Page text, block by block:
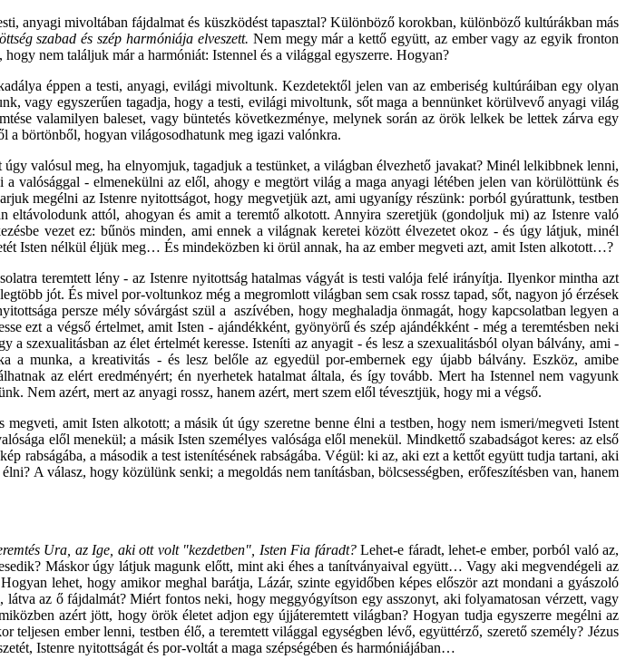
anyagi mivoltában fájdalmat és küszködést tapasztal? Különböző korokban, különböző kultúrákban más
szabad és szép harmóniája elveszett. Nem megy már a kettő együtt, az ember vagy az egyik fronton
nem találjuk már a harmóniát: Istennel és a világgal egyszerre. Hogyan?
éppen a testi, anyagi, evilági mivoltunk. Kezdetektől jelen van az emberiség kultúráiban egy olyan
vagy egyszerűen tagadja, hogy a testi, evilági mivoltunk, sőt maga a bennünket körülvevő anyagi világ
valamilyen baleset, vagy büntetés következménye, melynek során az örök lelkek be lettek zárva egy
a börtönből, hogyan világosodhatunk meg igazi valónkra.
valósul meg, ha elnyomjuk, tagadjuk a testünket, a világban élvezhető javakat? Minél lelkibbnek lenni,
valósággal - elmenekülni az elől, ahogy e megtört világ a maga anyagi létében jelen van körülöttünk és
megélni az Istenre nyitottságot, hogy megvetjük azt, ami ugyanígy részünk: porból gyúrattunk, testben
eltávolodunk attól, ahogyan és amit a teremtő alkotott. Annyira szeretjük (gondoljuk mi) az Istenre való
vezet ez: bűnös minden, ami ennek a világnak keretei között élvezetet okoz - és úgy látjuk, minél
Isten nélkül éljük meg… És mindeközben ki örül annak, ha az ember megveti azt, amit Isten alkotott…?
teremtett lény - az Istenre nyitottság hatalmas vágyát is testi valója felé irányítja. Ilyenkor mintha azt
jót. És mivel por-voltunkoz még a megromlott világban sem csak rossz tapad, sőt, nagyon jó érzések
persze mély sóvárgást szül a aszívében, hogy meghaladja önmagát, hogy kapcsolatban legyen a
ezt a végső értelmet, amit Isten - ajándékként, gyönyörű és szép ajándékként - még a teremtésben neki
szexualitásban az élet értelmét keresse. Isteníti az anyagit - és lesz a szexualitásból olyan bálvány, ami -
a munka, a kreativitás - és lesz belőle az egyedül por-embernek egy újabb bálvány. Eszköz, amibe
az elért eredményért; én nyerhetek hatalmat általa, és így tovább. Mert ha Istennel nem vagyunk
Nem azért, mert az anyagi rossz, hanem azért, mert szem elől tévesztjük, hogy mi a végső.
amit Isten alkotott; a másik út úgy szeretne benne élni a testben, hogy nem ismeri/megveti Istent
elől menekül; a másik Isten személyes valósága elől menekül. Mindkettő szabadságot keres: az első
rabságába, a második a test istenítésének rabságába. Végül: ki az, aki ezt a kettőt együtt tudja tartani, aki
A válasz, hogy közülünk senki; a megoldás nem tanításban, bölcsességben, erőfeszítésben van, hanem
Ura, az Ige, aki ott volt "kezdetben", Isten Fia fáradt?Lehet-e fáradt, lehet-e ember, porból való az,
Máskor úgy látjuk magunk előtt, mint aki éhes a tanítványaival együtt… Vagy aki megvendégeli az
lehet, hogy amikor meghal barátja, Lázár, szinte egyidőben képes először azt mondani a gyászoló
az ő fájdalmát? Miért fontos neki, hogy meggyógyítson egy asszonyt, aki folyamatosan vérzett, vagy
azért jött, hogy örök életet adjon egy újjáteremtett világban? Hogyan tudja egyszerre megélni az
ember lenni, testben élő, a teremtett világgal egységben lévő, együttérző, szerető személy? Jézus
Istenre nyitottságát és por-voltát a maga szépségében és harmóniájában…